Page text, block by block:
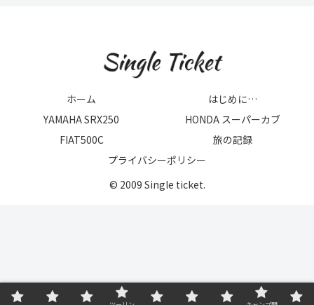
ホーム
はじめに…
YAMAHA SRX250
HONDA スーパーカブ
FIAT500C
旅の記録
プライバシーポリシー
© 2009 Single ticket.